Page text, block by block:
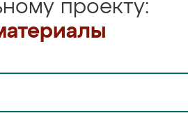
проекту: